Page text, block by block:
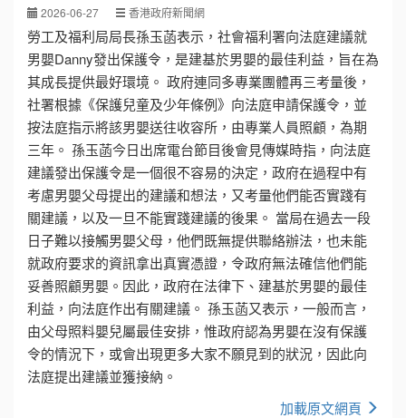
2026-06-27 香港政府新聞網
勞工及福利局局長孫玉菡表示，社會福利署向法庭建議就
男嬰Danny發出保護令，是建基於男嬰的最佳利益，旨在為
其成長提供最好環境。 政府連同多專業團體再三考量後，
社署根據《保護兒童及少年條例》向法庭申請保護令，並
按法庭指示將該男嬰送往收容所，由專業人員照顧，為期
三年。 孫玉菡今日出席電台節目後會見傳媒時指，向法庭
建議發出保護令是一個很不容易的決定，政府在過程中有
考慮男嬰父母提出的建議和想法，又考量他們能否實踐有
關建議，以及一旦不能實踐建議的後果。 當局在過去一段
日子難以接觸男嬰父母，他們既無提供聯絡辦法，也未能
就政府要求的資訊拿出真實憑證，令政府無法確信他們能
妥善照顧男嬰。因此，政府在法律下、建基於男嬰的最佳
利益，向法庭作出有關建議。 孫玉菡又表示，一般而言，
由父母照料嬰兒屬最佳安排，惟政府認為男嬰在沒有保護
令的情況下，或會出現更多大家不願見到的狀況，因此向
法庭提出建議並獲接納。
加載原文網頁